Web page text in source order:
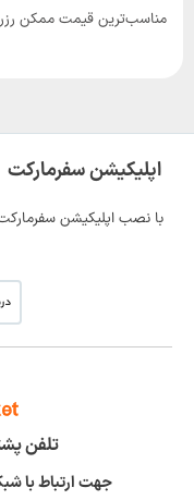
مناسب‌ترین قیمت ممکن
اپلیکیشن سفرمارکت
با نصب اپلیکیشن
تلفن
جهت ارتباط با